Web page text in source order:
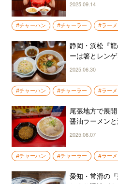
2025.09.14
#チャーハン #チャーラー #ラー
静岡・浜松『
ーは箸とレン
ループの旨さ
2025.06.30
#チャーハン #チャーラー #ラー
尾張地方で展
醤油ラーメン
のチャーラー
2025.06.07
#チャーハン #チャーラー #ラー
愛知・常滑の